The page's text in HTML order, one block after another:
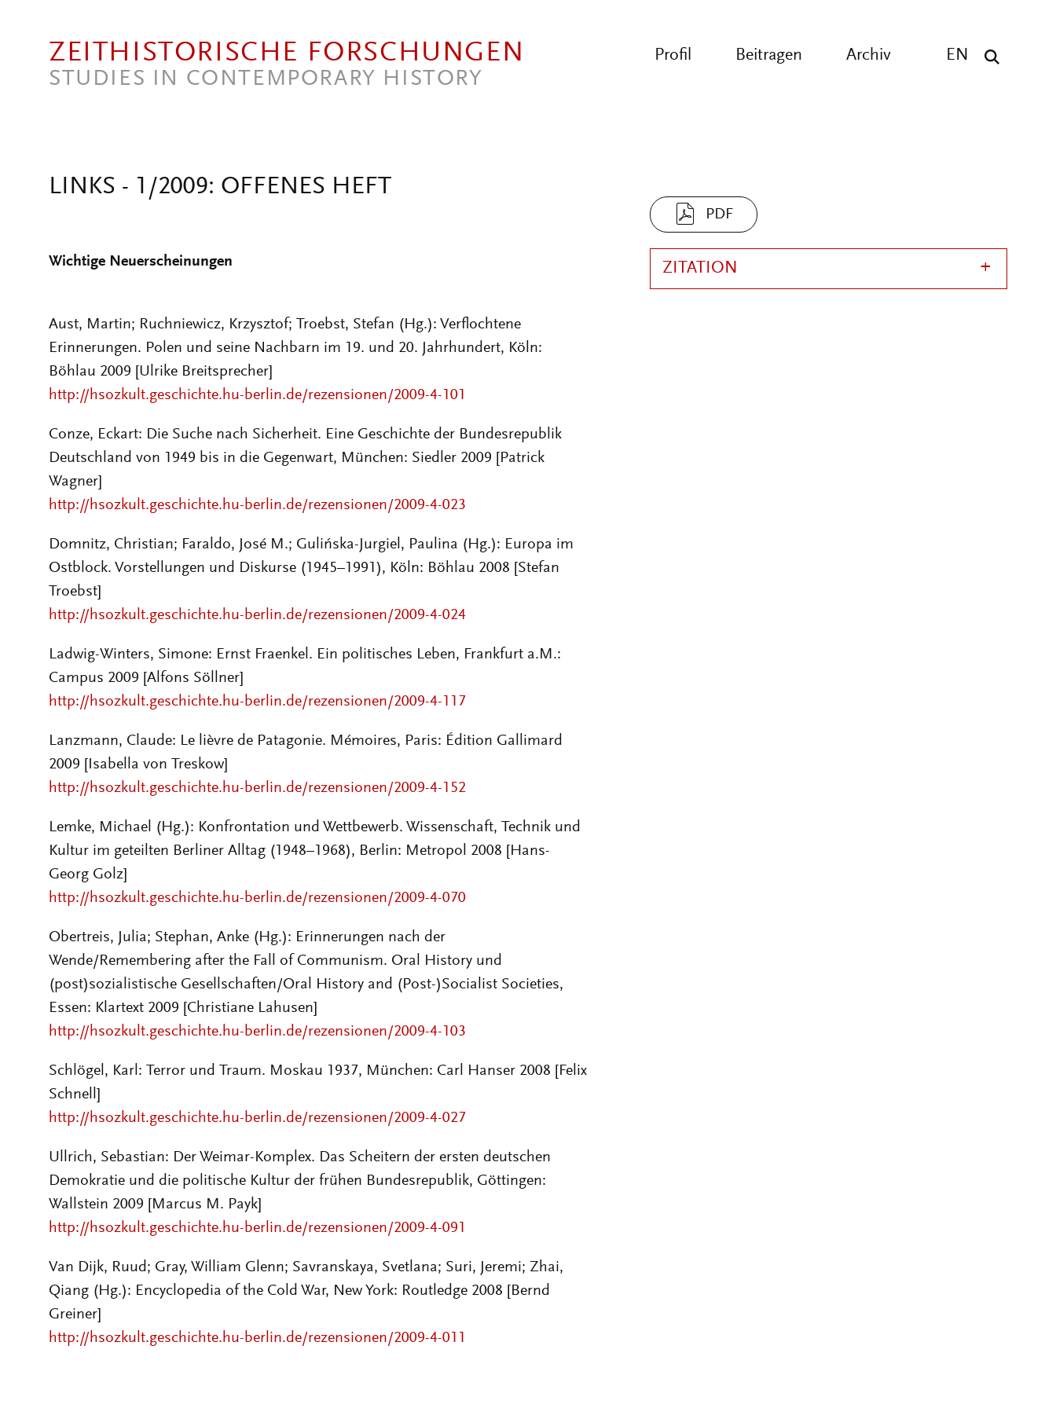
ZEITHISTORISCHE FORSCHUNGEN
STUDIES IN CONTEMPORARY HISTORY
EN
Profil Beitragen Archiv
LINKS - 1/2009: OFFENES HEFT
Wichtige Neuerscheinungen
Aust, Martin; Ruchniewicz, Krzysztof; Troebst, Stefan (Hg.): Verflochtene
Erinnerungen. Polen und seine Nachbarn im 19. und 20. Jahrhundert, Köln:
Böhlau 2009 [Ulrike Breitsprecher]
http://hsozkult.geschichte.hu-berlin.de/rezensionen/2009-4-101
Conze, Eckart: Die Suche nach Sicherheit. Eine Geschichte der Bundesrepublik
Deutschland von 1949 bis in die Gegenwart, München: Siedler 2009 [Patrick
Wagner]
http://hsozkult.geschichte.hu-berlin.de/rezensionen/2009-4-023
Domnitz, Christian; Faraldo, José M.; Gulińska-Jurgiel, Paulina (Hg.): Europa im
Ostblock. Vorstellungen und Diskurse (1945–1991), Köln: Böhlau 2008 [Stefan
Troebst]
http://hsozkult.geschichte.hu-berlin.de/rezensionen/2009-4-024
Ladwig-Winters, Simone: Ernst Fraenkel. Ein politisches Leben, Frankfurt a.M.:
Campus 2009 [Alfons Söllner]
http://hsozkult.geschichte.hu-berlin.de/rezensionen/2009-4-117
Lanzmann, Claude: Le lièvre de Patagonie. Mémoires, Paris: Édition Gallimard
2009 [Isabella von Treskow]
http://hsozkult.geschichte.hu-berlin.de/rezensionen/2009-4-152
Lemke, Michael (Hg.): Konfrontation und Wettbewerb. Wissenschaft, Technik und
Kultur im geteilten Berliner Alltag (1948–1968), Berlin: Metropol 2008 [Hans-
Georg Golz]
http://hsozkult.geschichte.hu-berlin.de/rezensionen/2009-4-070
Obertreis, Julia; Stephan, Anke (Hg.): Erinnerungen nach der
Wende/Remembering after the Fall of Communism. Oral History und
(post)sozialistische Gesellschaften/Oral History and (Post-)Socialist Societies,
Essen: Klartext 2009 [Christiane Lahusen]
http://hsozkult.geschichte.hu-berlin.de/rezensionen/2009-4-103
Schlögel, Karl: Terror und Traum. Moskau 1937, München: Carl Hanser 2008 [Felix
Schnell]
http://hsozkult.geschichte.hu-berlin.de/rezensionen/2009-4-027
Ullrich, Sebastian: Der Weimar-Komplex. Das Scheitern der ersten deutschen
Demokratie und die politische Kultur der frühen Bundesrepublik, Göttingen:
Wallstein 2009 [Marcus M. Payk]
http://hsozkult.geschichte.hu-berlin.de/rezensionen/2009-4-091
Van Dijk, Ruud; Gray, William Glenn; Savranskaya, Svetlana; Suri, Jeremi; Zhai,
Qiang (Hg.): Encyclopedia of the Cold War, New York: Routledge 2008 [Bernd
Greiner]
http://hsozkult.geschichte.hu-berlin.de/rezensionen/2009-4-011
PDF
ZITATION